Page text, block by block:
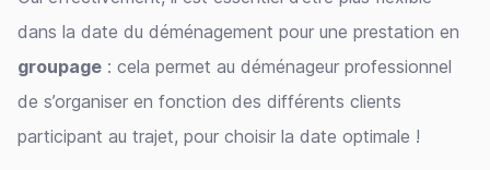
dans la date du déménagement pour une prestation en
groupage : cela permet au déménageur professionnel
de s’organiser en fonction des différents clients
participant au trajet, pour choisir la date optimale !